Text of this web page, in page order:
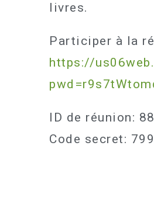
livres.
Participer à la
https://
ID de réunion:
Code secret: